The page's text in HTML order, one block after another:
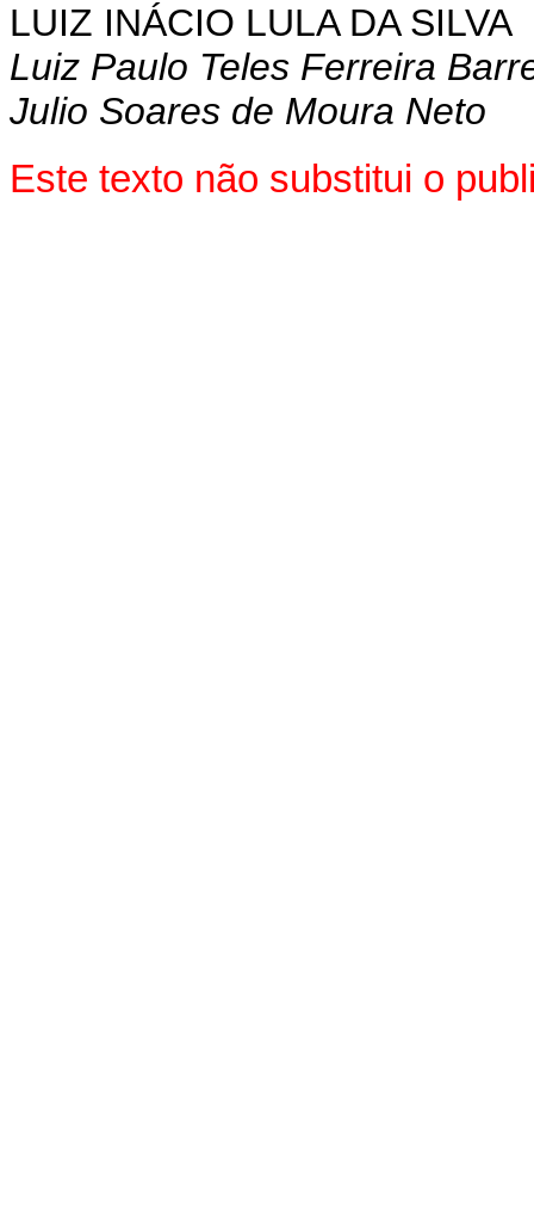
LUIZ INÁCIO LULA DA SILVA
Luiz Paulo Teles Ferreira
Julio Soares de Moura Neto
Este texto não substitui o